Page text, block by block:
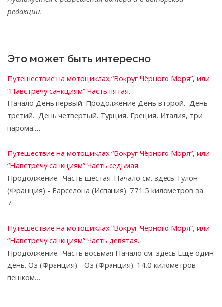
редакции.
Это может быть интересно
Путешествие на мотоциклах “Вокруг Чёрного Моря”, или
“Навстречу санкциям” Часть пятая.
Начало День первый. Продолжение День второй. День
третий. День четвертый. Турция, Греция, Италия, три
парома.…
Путешествие на мотоциклах “Вокруг Чёрного Моря”, или
“Навстречу санкциям” Часть седьмая.
Продолжение. Часть шестая. Начало см. здесь Тулон
(Франция) - Барселона (Испания). 771.5 километров за
7…
Путешествие на мотоциклах “Вокруг Чёрного Моря”, или
“Навстречу санкциям” Часть девятая.
Продолжение. Часть восьмая Начало см. здесь Ещё один
день. Оз (Франция) - Оз (Франция). 14.0 километров
пешком…